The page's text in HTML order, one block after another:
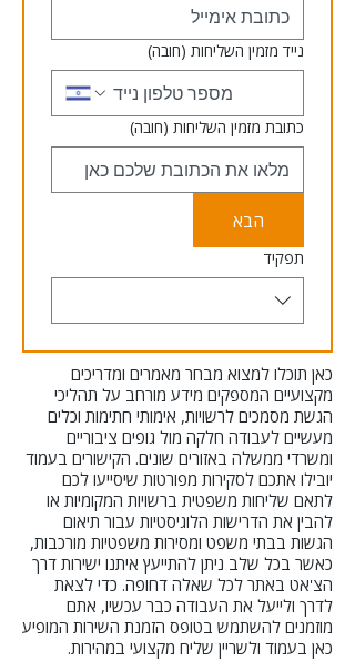
נייד מזמין השליחות (חובה)
כתובת מזמין השליחות (חובה)
הבא
תפקיד
כאן תוכלו למצוא מבחר מאמרים ומדריכים
מקצועיים המספקים מידע מורחב על תהליכי
הגשת מסמכים לרשויות, אימותי חתימות וכלים
מעשיים לעבודה חלקה מול גופים ציבוריים
ומשרדי ממשלה באזורים שונים. הקישורים בעמוד
יובילו אתכם לסקירות מפורטות שיסייעו לכם
לתאם שליחות משפטית ברשויות המקומיות או
להבין את הדרישות הלוגיסטיות עבור תיאום
הגשות בבתי משפט ומסירות משפטיות מורכבות,
כאשר בכל שלב ניתן להתייעץ איתנו ישירות דרך
הצ'אט באתר לכל שאלה דחופה. כדי לצאת
לדרך ולייעל את העבודה כבר עכשיו, אתם
מוזמנים להשתמש בטופס הזמנת השירות המופיע
כאן בעמוד ולשריין שליח מקצועי במהירות.